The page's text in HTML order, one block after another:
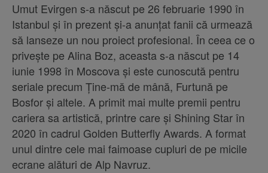
Umut Evirgen s-a născut pe 26 februarie 1990 în
Istanbul și în prezent și-a anunțat fanii că urmează
să lanseze un nou proiect profesional. În ceea ce o
privește pe Alina Boz, aceasta s-a născut pe 14
iunie 1998 în Moscova și este cunoscută pentru
seriale precum Ține-mă de mână, Furtună pe
Bosfor și altele. A primit mai multe premii pentru
cariera sa artistică, printre care și Shining Star în
2020 în cadrul Golden Butterfly Awards. A format
unul dintre cele mai faimoase cupluri de pe micile
ecrane alături de Alp Navruz.